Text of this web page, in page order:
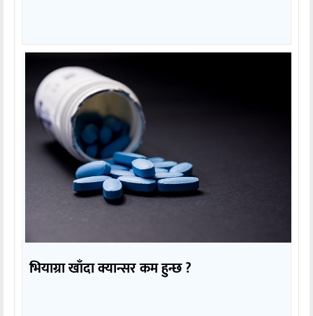
भियाग्रा खाँदा क्यान्सर कम हुन्छ ?